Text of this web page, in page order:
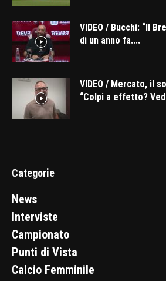
VIDEO / Bucchi: “Il
di un anno fa....
VIDEO / Mercato, il
“Colpi a effetto?
Categorie
News
Interviste
Campionato
Punti di Vista
Calcio Femminile